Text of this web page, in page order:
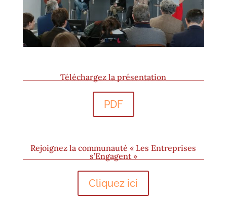
Téléchargez la présentation
PDF
Rejoignez la communauté « Les Entreprises
s’Engagent »
Cliquez ici